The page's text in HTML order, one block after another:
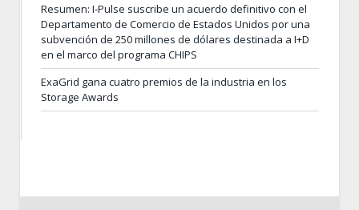
Resumen: I-Pulse suscribe un acuerdo definitivo con el
Departamento de Comercio de Estados Unidos por una
subvención de 250 millones de dólares destinada a I+D
en el marco del programa CHIPS
ExaGrid gana cuatro premios de la industria en los
Storage Awards